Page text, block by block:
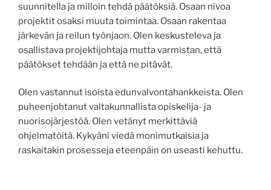
suunnitella ja milloin tehdä päätöksiä. Osaan nivoa
projektit osaksi muuta toimintaa. Osaan rakentaa
järkevän ja reilun työnjaon. Olen keskusteleva ja
osallistava projektijohtaja mutta varmistan, että
päätökset tehdään ja että ne pitävät.
Olen vastannut isoista edunvalvontahankkeista. Olen
puheenjohtanut valtakunnallista opiskelija- ja
nuorisojärjestöä. Olen vetänyt merkittäviä
ohjelmatöitä. Kykyäni viedä monimutkaisia ja
raskaitakin prosesseja eteenpäin on useasti kehuttu.